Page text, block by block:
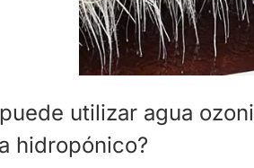
utilizar agua
hidropónico?